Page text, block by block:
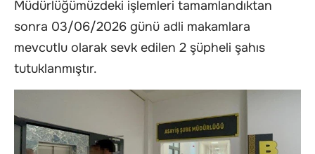
Müdürlüğümüzdeki işlemleri tamamlandıktan
sonra 03/06/2026 günü adli makamlara
mevcutlu olarak sevk edilen 2 şüpheli şahıs
tutuklanmıştır.